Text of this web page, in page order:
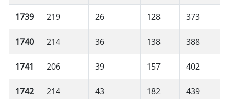
1739 219 26 128 373
1740 214 36 138 388
1741 206 39 157 402
1742 214 43 182 439